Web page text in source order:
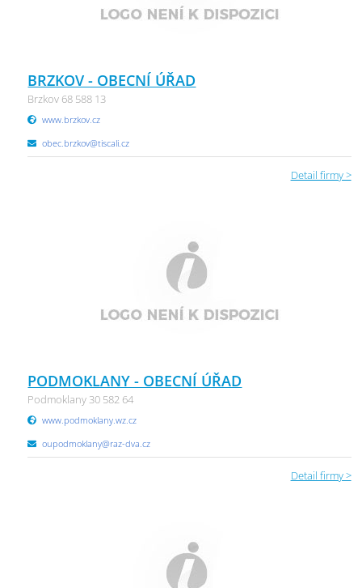
BRZKOV - OBECNÍ ÚŘAD
Brzkov 68 588 13
www.brzkov.cz
obec.brzkov@tiscali.cz
Detail firmy >
PODMOKLANY - OBECNÍ ÚŘAD
Podmoklany 30 582 64
www.podmoklany.wz.cz
oupodmoklany@raz-dva.cz
Detail firmy >